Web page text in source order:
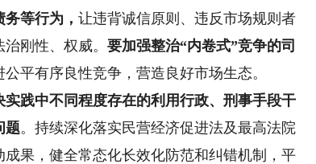
务等行为，让违背诚信原则、违反市场规则者
治刚性、权威。要加强整治“内卷式”竞争的司
公平有序良性竞争，营造良好市场生态。
践中不同程度存在的利用行政、刑事手段干
题。持续深化落实民营经济促进法及最高法院
果，健全常态化长效化防范和纠错机制，平